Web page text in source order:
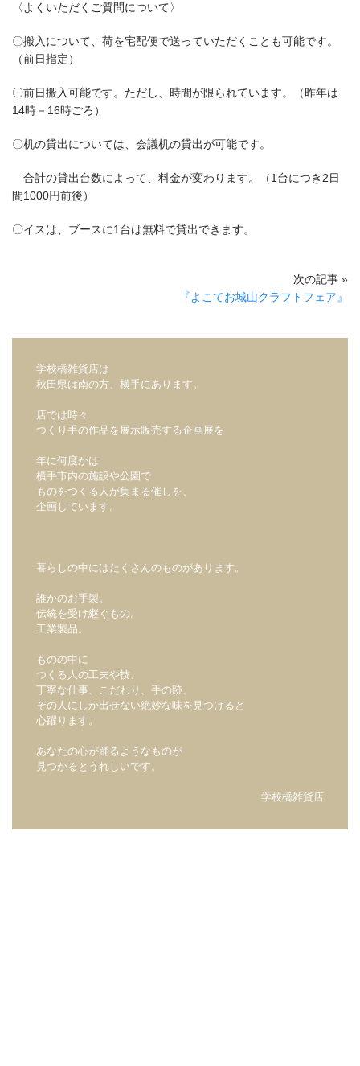
〈よくいただくご質問について〉
〇搬入について、荷を宅配便で送っていただくことも可能です。
（前日指定）
〇前日搬入可能です。ただし、時間が限られています。（昨年は
14時－16時ごろ）
〇机の貸出については、会議机の貸出が可能です。
合計の貸出台数によって、料金が変わります。（1台につき2日
間1000円前後）
〇イスは、ブースに1台は無料で貸出できます。
次の記事 »
『よこてお城山クラフトフェア』
学校橋雑貨店は
秋田県は南の方、横手にあります。
店では時々
つくり手の作品を展示販売する企画展を
年に何度かは
横手市内の施設や公園で
ものをつくる人が集まる催しを、
企画しています。
暮らしの中にはたくさんのものがあります。
誰かのお手製。
伝統を受け継ぐもの。
工業製品。
ものの中に
つくる人の工夫や技、
丁寧な仕事、こだわり、手の跡、
その人にしか出せない絶妙な味を見つけると
心躍ります。
あなたの心が踊るようなものが
見つかるとうれしいです。
学校橋雑貨店